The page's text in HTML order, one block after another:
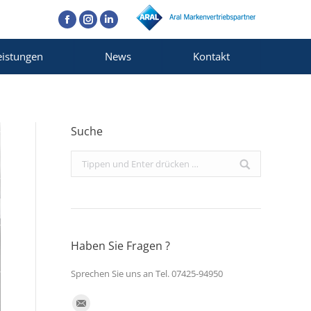
Facebook
InstagramLinkedin
News Kontakt
Suche
Search:
Haben Sie Fragen ?
Sprechen Sie uns an Tel. 07425-94950
Finden Sie uns auf: